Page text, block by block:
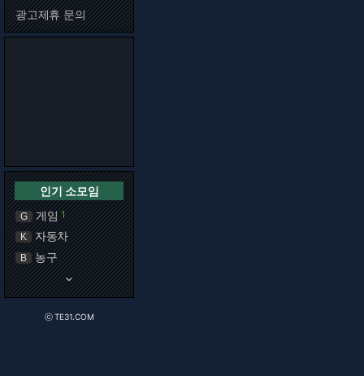
광고제휴 문의
인기 소모임
G 게임 1
K 자동차
B 농구
keyboard_arrow_down
ⓒ TE31.COM